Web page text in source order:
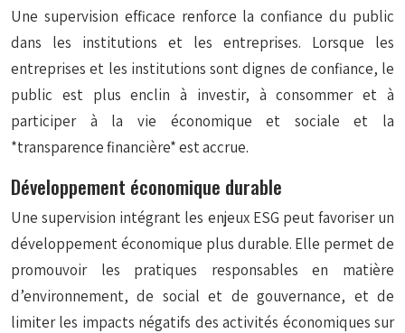
Une supervision efficace renforce la confiance du public
dans les institutions et les entreprises. Lorsque les
entreprises et les institutions sont dignes de confiance, le
public est plus enclin à investir, à consommer et à
participer à la vie économique et sociale et la
*transparence financière* est accrue.
Développement économique durable
Une supervision intégrant les enjeux ESG peut favoriser un
développement économique plus durable. Elle permet de
promouvoir les pratiques responsables en matière
d’environnement, de social et de gouvernance, et de
limiter les impacts négatifs des activités économiques sur